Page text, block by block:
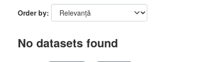
Order by
No datasets found